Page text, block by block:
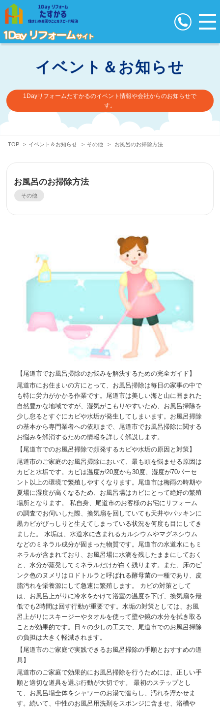
イベント＆お知らせ
1Dayリフォームたすかるのイベント情報や会社からのお知らせで
す。
TOP > イベント＆お知らせ > その他 > お風呂のお掃除方法
お風呂のお掃除方法
その他
【尾道市でお風呂掃除のお悩みを解決するための完全ガイド】
尾道市にお住まいの方にとって、お風呂掃除は毎日の家事の中で
も特に労力がかかる作業です。尾道市は美しい海と山に囲まれた
自然豊かな地域ですが、湿気がこもりやすいため、お風呂掃除を
少し怠るとすぐにカビや水垢が発生してしまいます。お風呂掃除
の基本から専門業者への依頼まで、尾道市でお風呂掃除に関する
お悩みを解消するための情報を詳しく解説します。
【尾道市でのお風呂掃除で頻発するカビや水垢の原因と対策】
尾道市のご家庭のお風呂掃除において、最も頭を悩ませる原因は
カビと水垢です。カビは温度が20度から30度、湿度が70パーセ
ント以上の環境で繁殖しやすくなります。尾道市は梅雨の時期や
夏場に湿度が高くなるため、お風呂場はカビにとって絶好の繁殖
場所となります。 私自身、尾道市のお客様のお宅にリフォーム
の調査でお伺いした際、換気扇を回していても天井やパッキンに
黒カビがびっしりと生えてしまっている状況を何度も目にしてき
ました。 水垢は、水道水に含まれるカルシウムやマグネシウム
などのミネラル成分が固まった物質です。尾道市の水道水にもミ
ネラルが含まれており、お風呂場に水滴を残したままにしておく
と、水分が蒸発してミネラルだけが白く残ります。また、床のピ
ンク色のヌメリはロドトルラと呼ばれる酵母菌の一種であり、皮
脂汚れを栄養源にして急速に繁殖します。 カビの対策として
は、お風呂上がりに冷水をかけて浴室の温度を下げ、換気扇を最
低でも2時間は回す行動が重要です。水垢の対策としては、お風
呂上がりにスキージーやタオルを使って壁や鏡の水分を拭き取る
ことが効果的です。日々の少しの工夫で、尾道市でのお風呂掃除
の負担は大きく軽減されます。
【尾道市のご家庭で実践できるお風呂掃除の手順とおすすめの道
具】
尾道市のご家庭で効果的にお風呂掃除を行うためには、正しい手
順と適切な道具を選ぶ行動が大切です。 最初のステップとし
て、お風呂場全体をシャワーのお湯で濡らし、汚れを浮かせま
す。続いて、中性のお風呂用洗剤をスポンジに含ませ、浴槽や